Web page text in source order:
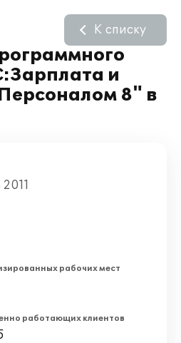
и
8" в
К списку
рабочих мест
работающих клиентов